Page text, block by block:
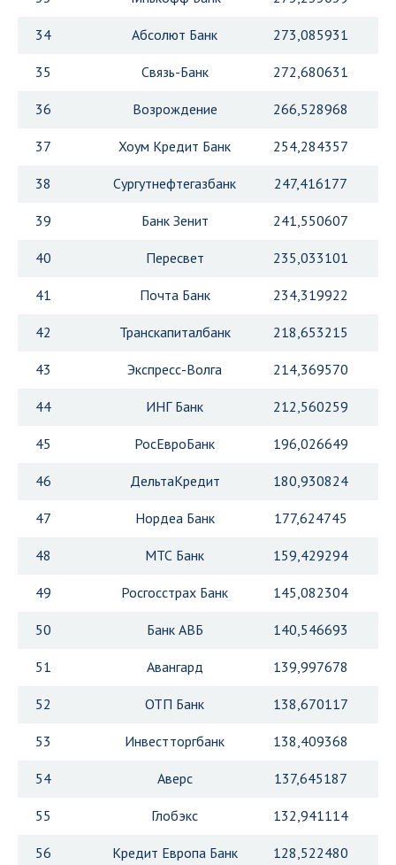
34 Абсолют Банк 273,085931
35 Связь-Банк 272,680631
36 Возрождение 266,528968
37 Хоум Кредит Банк 254,284357
38 Сургутнефтегазбанк 247,416177
39 Банк Зенит 241,550607
40 Пересвет 235,033101
41 Почта Банк 234,319922
42 Транскапиталбанк 218,653215
43 Экспресс-Волга 214,369570
44 ИНГ Банк 212,560259
45 РосЕвроБанк 196,026649
46 ДельтаКредит 180,930824
47 Нордеа Банк 177,624745
48 МТС Банк 159,429294
49 Росгосстрах Банк 145,082304
50 Банк АВБ 140,546693
51 Авангард 139,997678
52 ОТП Банк 138,670117
53 Инвестторгбанк 138,409368
54 Аверс 137,645187
55 Глобэкс 132,941114
56 Кредит Европа Банк 128,522480